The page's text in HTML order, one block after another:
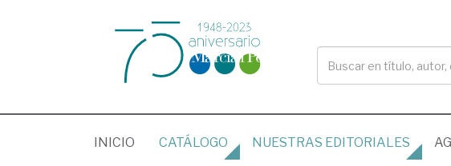
INICIO (CURRENT)
CATÁLOGO NUESTRAS EDITORIALES